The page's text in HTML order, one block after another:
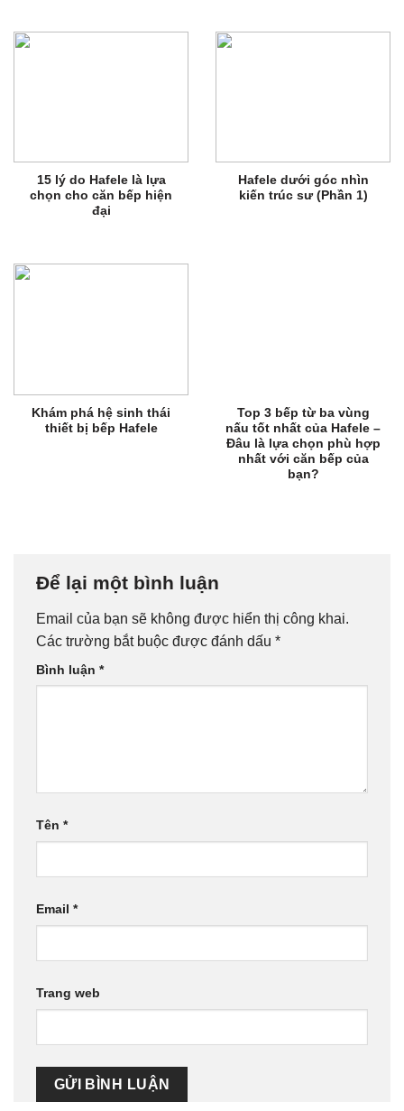
15 lý do Hafele là lựa
chọn cho căn bếp hiện
đại
Hafele dưới góc nhìn
kiến trúc sư (Phần 1)
Khám phá hệ sinh thái
thiết bị bếp Hafele
Top 3 bếp từ ba vùng
nấu tốt nhất của Hafele –
Đâu là lựa chọn phù hợp
nhất với căn bếp của
bạn?
Để lại một bình luận
Email của bạn sẽ không được hiển thị công khai.
Các trường bắt buộc được đánh dấu *
Bình luận *
Tên *
Email *
Trang web